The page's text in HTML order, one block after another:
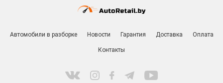
Автомобили в разборке Новости Гарантия Доставка Оплата
Контакты